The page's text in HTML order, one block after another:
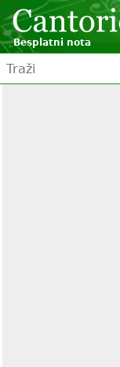
Besplatni nota